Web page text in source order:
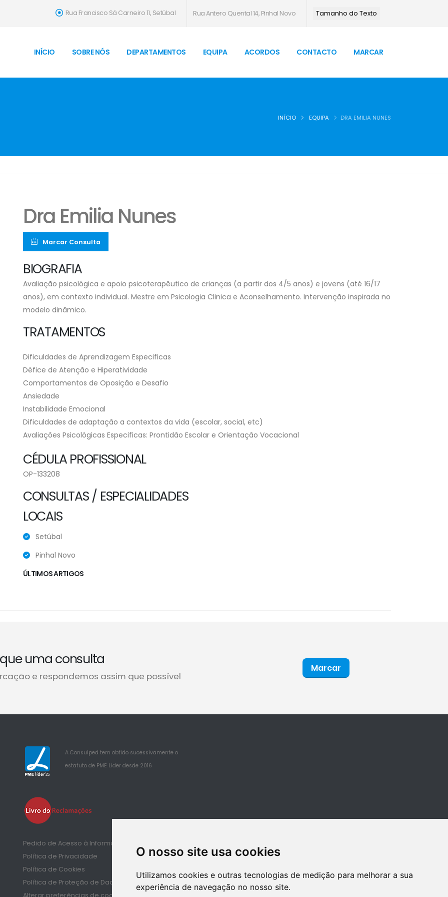
O nosso site usa cookies
Utilizamos cookies e outras tecnologias de medição para melhorar a sua
experiência de navegação no nosso site.
Rua Francisco Sá Carneiro 11, Setúbal Rua Antero Quental 14, Pinhal Novo Tamanho do Texto
INÍCIO SOBRE NÓS DEPARTAMENTOS EQUIPA ACORDOS CONTACTO MARCAR
INÍCIO EQUIPA DRA EMILIA NUNES
Dra Emilia Nunes
Marcar Consulta
BIOGRAFIA
Avaliação psicológica e apoio psicoterapêutico de crianças (a partir dos 4/5 anos) e jovens (até 16/17
anos), em contexto individual. Mestre em Psicologia Clinica e Aconselhamento. Intervenção inspirada no
modelo dinâmico.
TRATAMENTOS
Dificuldades de Aprendizagem Especificas
Défice de Atenção e Hiperatividade
Comportamentos de Oposição e Desafio
Ansiedade
Instabilidade Emocional
Dificuldades de adaptação a contextos da vida (escolar, social, etc)
Avaliações Psicológicas Especificas: Prontidão Escolar e Orientação Vocacional
CÉDULA PROFISSIONAL
OP-133208
CONSULTAS / ESPECIALIDADES
LOCAIS
Setúbal
Pinhal Novo
ÚLTIMOS ARTIGOS
uma consulta
e respondemos assim que possível
Marcar
25
A Consulped tem obtido sucessivamente o
estatuto de PME Lider desde 2016
Pedido de Acesso à Informação de Saúde
Política de Privacidade
Política de Cookies
Política de Proteção de Dados